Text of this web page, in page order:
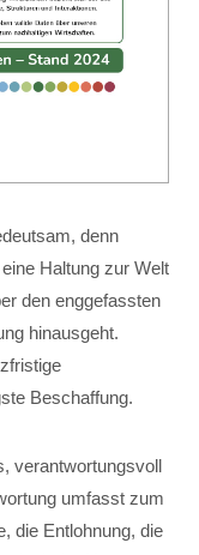
denn
Haltung zur Welt
den enggefassten
hinausgeht.
Beschaffung.
verantwortungsvoll
umfasst zum
die Entlohnung, die